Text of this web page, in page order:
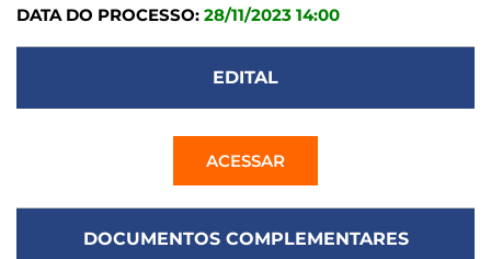
DATA DO PROCESSO: 28/11/2023 14:00
EDITAL
ACESSAR
DOCUMENTOS COMPLEMENTARES